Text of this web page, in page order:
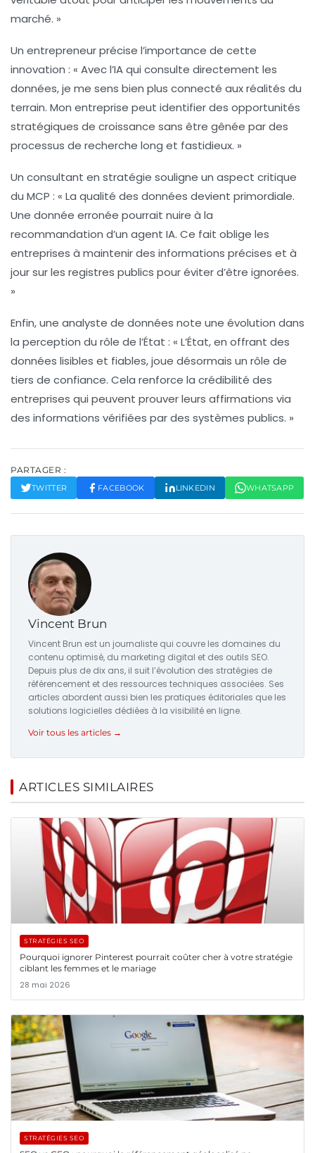
marché. »
Un entrepreneur précise l’importance de cette
innovation : « Avec l’IA qui consulte directement les
données, je me sens bien plus connecté aux réalités du
terrain. Mon entreprise peut identifier des opportunités
stratégiques de croissance sans être gênée par des
processus de recherche long et fastidieux. »
Un consultant en stratégie souligne un aspect critique
du MCP : « La qualité des données devient primordiale.
Une donnée erronée pourrait nuire à la
recommandation d’un agent IA. Ce fait oblige les
entreprises à maintenir des informations précises et à
jour sur les registres publics pour éviter d’être ignorées.
»
Enfin, une analyste de données note une évolution dans
la perception du rôle de l’État : « L’État, en offrant des
données lisibles et fiables, joue désormais un rôle de
tiers de confiance. Cela renforce la crédibilité des
entreprises qui peuvent prouver leurs affirmations via
des informations vérifiées par des systèmes publics. »
PARTAGER :
TWITTER FACEBOOK LINKEDIN WHATSAPP
Vincent Brun
Vincent Brun est un journaliste qui couvre les domaines du
contenu optimisé, du marketing digital et des outils SEO.
Depuis plus de dix ans, il suit l’évolution des stratégies de
référencement et des ressources techniques associées. Ses
articles abordent aussi bien les pratiques éditoriales que les
solutions logicielles dédiées à la visibilité en ligne.
Voir tous les articles →
ARTICLES SIMILAIRES
STRATÉGIES SEO
Pourquoi ignorer Pinterest pourrait coûter cher à votre stratégie
ciblant les femmes et le mariage
28 mai 2026
STRATÉGIES SEO